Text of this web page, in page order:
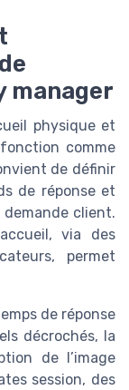
manager
physique et
comme
de définir
de réponse et
client.
via des
permet
de réponse
décrochés, la
de l’image
session, des